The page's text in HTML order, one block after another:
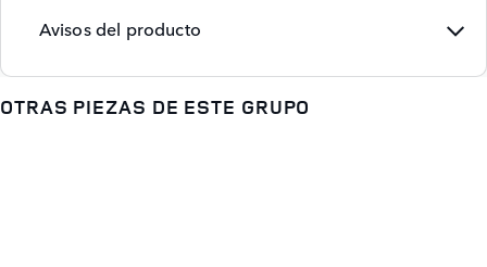
Avisos del producto
OTRAS PIEZAS DE ESTE GRUPO